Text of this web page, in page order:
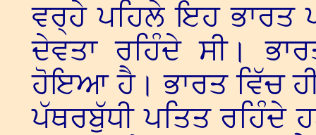
ਵਰ੍ਹੇ ਪਹਿਲੇ ਇਹ ਭਾਰਤ
ਦੇਵਤਾ ਰਹਿੰਦੇ ਸੀ।
ਹੋਇਆ ਹੈ। ਭਾਰਤ ਵਿੱਚ
ਪੱਥਰਬੁੱਧੀ ਪਤਿਤ ਰਹਿੰਦੇ